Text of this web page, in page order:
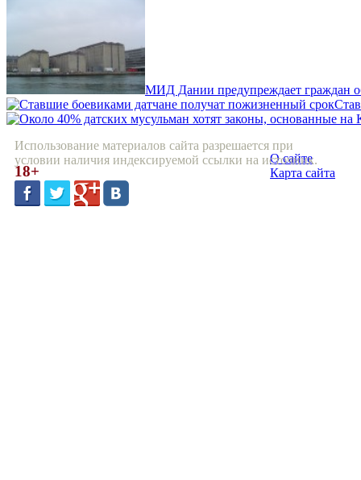
МИД Дании предупреждает граждан
Использование материалов сайта разрешается при
условии наличия индексируемой ссылки на источник.
18+
О сайте
Карта сайта